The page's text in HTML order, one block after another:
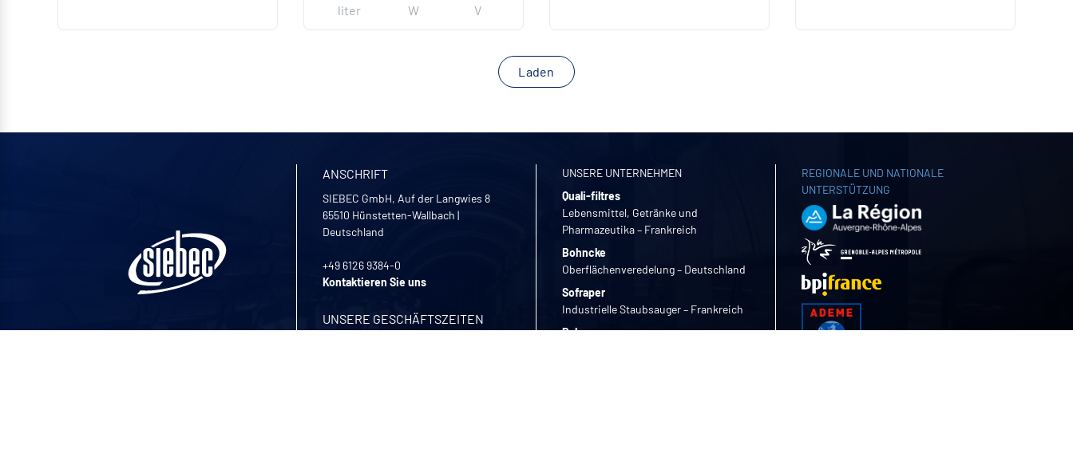
liter
W
V
Laden
ANSCHRIFT
SIEBEC GmbH, Auf der Langwies 8
65510 Hünstetten-Wallbach |
Deutschland
+49 6126 9384-0
Kontaktieren Sie uns
UNSERE GESCHÄFTSZEITEN
UNSERE UNTERNEHMEN
Quali-filtres
Lebensmittel, Getränke und
Pharmazeutika – Frankreich
Bohncke
Oberflächenveredelung – Deutschland
Sofraper
Industrielle Staubsauger – Frankreich
Polymem
REGIONALE UND NATIONALE
UNTERSTÜTZUNG